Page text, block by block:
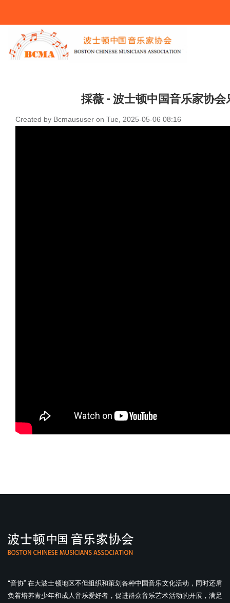
You Are Here採薇 - 波士顿中国音乐家协
Created by Bcmaususer on Tue, 2025-05-06 08:16
“音协” 在大波士顿地区不但组织和策划各种中国音乐文化活动，同时还肩
负着培养青少年和成人音乐爱好者，促进群众音乐艺术活动的开展，满足